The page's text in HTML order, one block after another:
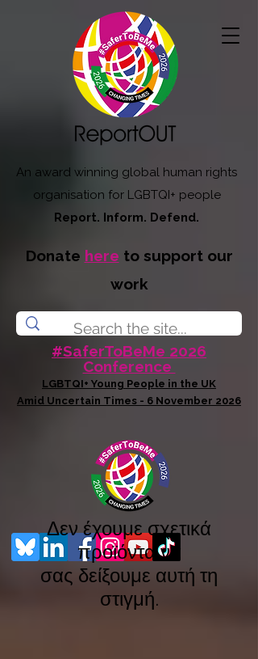
An award winning global human rights
organisation for LGBTQI+ people
Report. Inform. Defend.
Donate here to support our
work
#SaferToBeMe 2026
Conference
LGBTQI+ Young People in the UK
Amid Uncertain Times - 6 November 2026
Δεν έχουμε σχετικά
προϊόντα να
σας δείξουμε αυτή τη
στιγμή.